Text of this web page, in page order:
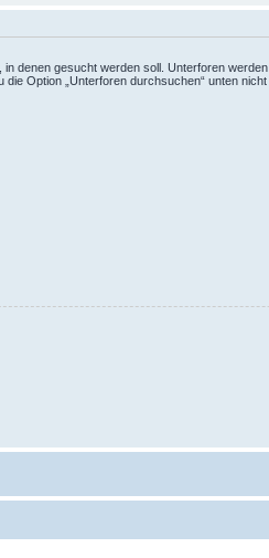
denen gesucht werden soll. Unterforen werden
Option „Unterforen durchsuchen“ unten nicht